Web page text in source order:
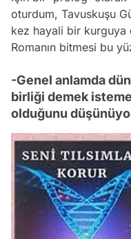
oturdum, Tavuskuşu
kez hayali bir
Romanın bitmesi bu
-Genel anlamda
birliği demek
olduğunu